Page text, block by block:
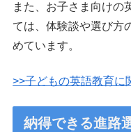
また、お子さま向けの
ては、体験談や選び方
めています。
>>子どもの英語教育に
納得できる進路